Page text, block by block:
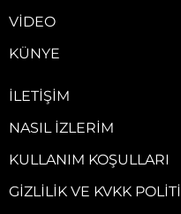
VIDEO
KÜNYE
İLETIŞIM
NASIL İZLERIM
KULLANIM KOŞULLARI
GIZLILIK VE KVKK